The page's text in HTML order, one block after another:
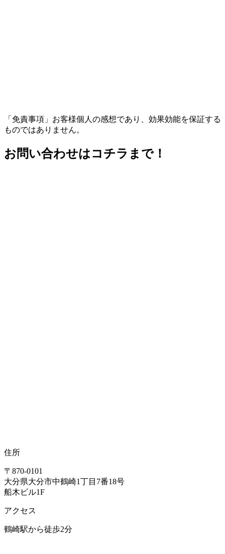
「免責事項」お客様個人の感想であり、効果効能を保証する
ものではありません。
お問い合わせはコチラまで！
住所
〒870-0101
大分県大分市中鶴崎1丁目7番18号
船木ビル1F
アクセス
鶴崎駅から徒歩2分